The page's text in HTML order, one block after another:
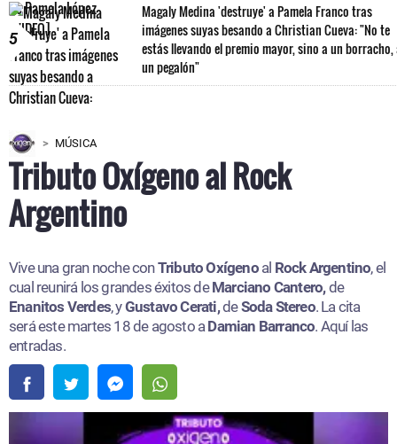
5
Magaly Medina 'destruye' a Pamela Franco tras
imágenes suyas besando a Christian Cueva: "No te
estás llevando el premio mayor, sino a un borracho,
un pegalón"
MÚSICA
Tributo Oxígeno al Rock
Argentino
Vive una gran noche conTributo Oxígenoal Rock Argentino, el
cual reunirá los grandes éxitos deMarciano Cantero,de
Enanitos Verdes, yGustavo Cerati,deSoda Stereo. La cita
será este martes 18 de agosto a Damian Barranco. Aquí las
entradas.​